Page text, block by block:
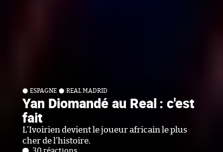
ESPAGNE REAL MADRID
Yan Diomandé au Real : c'est
fait
L’Ivoirien devient le joueur africain le plus
cher de l’histoire.